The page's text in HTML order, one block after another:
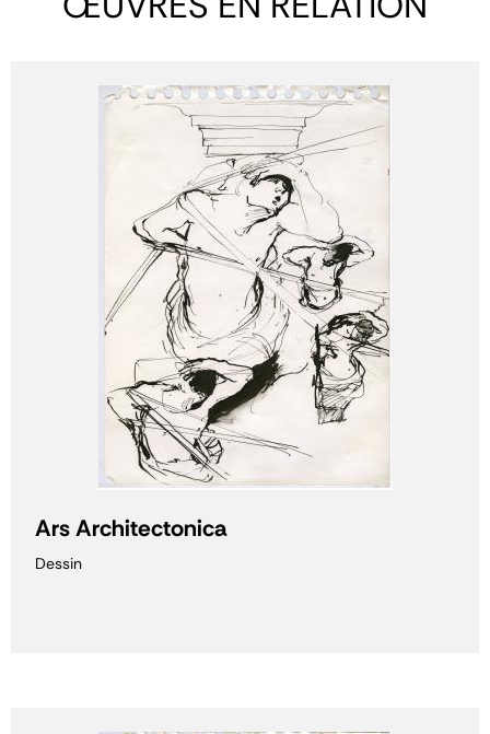
Ars Architectonica
Dessin